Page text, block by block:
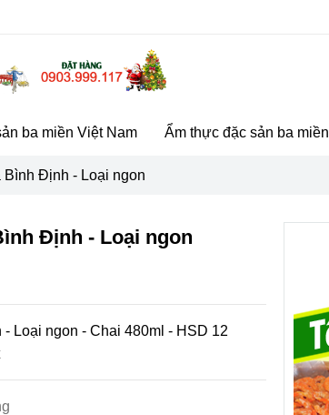
ba miền Việt Nam Ẩm thực đặc sản ba miền
Định - Loại ngon
Định - Loại ngon
Loại ngon - Chai 480ml - HSD 12